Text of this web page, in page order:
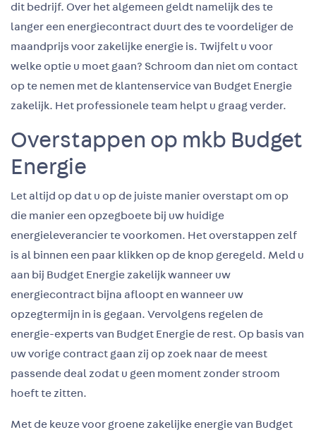
dit bedrijf. Over het algemeen geldt namelijk des te
langer een energiecontract duurt des te voordeliger de
maandprijs voor zakelijke energie is. Twijfelt u voor
welke optie u moet gaan? Schroom dan niet om contact
op te nemen met de klantenservice van Budget Energie
zakelijk. Het professionele team helpt u graag verder.
Overstappen op mkb Budget
Energie
Let altijd op dat u op de juiste manier overstapt om op
die manier een opzegboete bij uw huidige
energieleverancier te voorkomen. Het overstappen zelf
is al binnen een paar klikken op de knop geregeld. Meld u
aan bij Budget Energie zakelijk wanneer uw
energiecontract bijna afloopt en wanneer uw
opzegtermijn in is gegaan. Vervolgens regelen de
energie-experts van Budget Energie de rest. Op basis van
uw vorige contract gaan zij op zoek naar de meest
passende deal zodat u geen moment zonder stroom
hoeft te zitten.
Met de keuze voor groene zakelijke energie van Budget